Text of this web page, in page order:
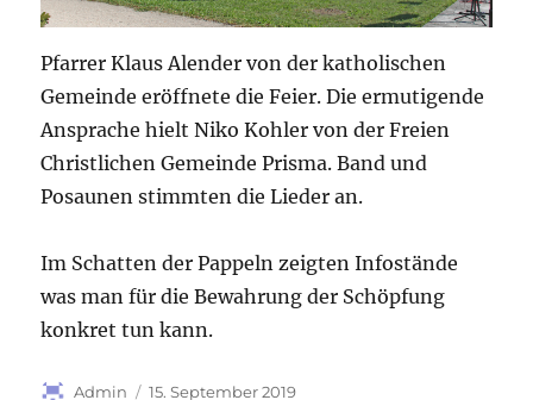
Pfarrer Klaus Alender von der katholischen
Gemeinde eröffnete die Feier. Die ermutigende
Ansprache hielt Niko Kohler von der Freien
Christlichen Gemeinde Prisma. Band und
Posaunen stimmten die Lieder an.
Im Schatten der Pappeln zeigten Infostände
was man für die Bewahrung der Schöpfung
konkret tun kann.
Autor
Admin
Veröffentlicht
15. September 2019